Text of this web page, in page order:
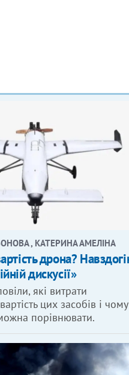
, КАТЕРИНА АМЕЛІНА
дрона?
дискусії»
які витрати
цих засобів і чому
порівнювати.